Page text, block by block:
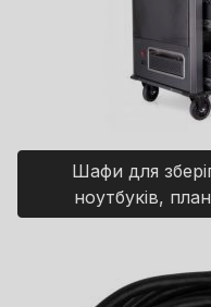
Шафи для
ноутбуків,